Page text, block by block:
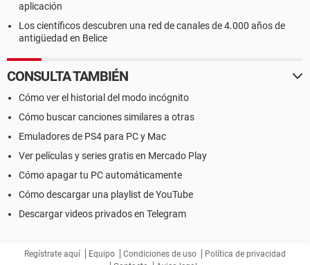
aplicación
Los científicos descubren una red de canales de 4.000 años de
antigüedad en Belice
CONSULTA TAMBIÉN
Cómo ver el historial del modo incógnito
Cómo buscar canciones similares a otras
Emuladores de PS4 para PC y Mac
Ver películas y series gratis en Mercado Play
Cómo apagar tu PC automáticamente
Cómo descargar una playlist de YouTube
Descargar videos privados en Telegram
Regístrate aquí Equipo Condiciones de uso
Política de privacidad